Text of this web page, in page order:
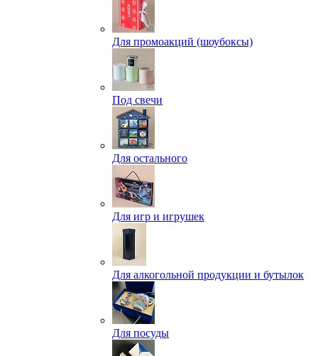
Для промоакций (шоубоксы)
Под свечи
Для остального
Для игр и игрушек
Для алкогольной продукции и бутылок
Для посуды